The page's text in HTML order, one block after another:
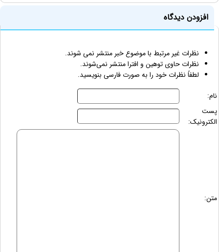
افزودن دیدگاه
نظرات غیر مرتبط با موضوع خبر منتشر نمی شوند.
نظرات حاوی توهین و افترا منتشر نمی‌شوند.
لطفاً نظرات خود را به صورت فارسی بنویسید.
نام:
پست
الکترونیک:
متن: